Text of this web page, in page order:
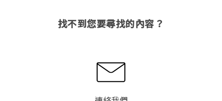
找不到您要尋找的內容？